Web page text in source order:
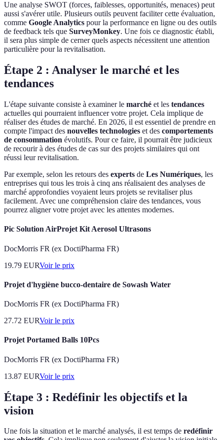
Une analyse SWOT (forces, faiblesses, opportunités, menaces) peut
aussi s'avérer utile. Plusieurs outils peuvent faciliter cette évaluation,
comme Google Analytics pour la performance en ligne ou des outils
de feedback tels que SurveyMonkey. Une fois ce diagnostic établi,
il sera plus simple de cerner quels aspects nécessitent une attention
particulière pour la revitalisation.
Étape 2 : Analyser le marché et les
tendances
L'étape suivante consiste à examiner le marché et les tendances
actuelles qui pourraient influencer votre projet. Cela implique de
réaliser des études de marché. En 2026, il est essentiel de prendre en
compte l'impact des nouvelles technologies et des comportements
de consommation évolutifs. Pour ce faire, il pourrait être judicieux
de recourir à des études de cas sur des projets similaires qui ont
réussi leur revitalisation.
Par exemple, selon les retours des experts de Les Numériques, les
entreprises qui tous les trois à cinq ans réalisaient des analyses de
marché approfondies voyaient leurs projets se revitaliser plus
facilement. Avec une compréhension claire des tendances, vous
pourrez aligner votre projet avec les attentes modernes.
Pic Solution AirProjet Kit Aerosol Ultrasons
DocMorris FR (ex DoctiPharma FR)
19.79 EURVoir le prix
Projet d'hygiène bucco-dentaire de Sowash Water
DocMorris FR (ex DoctiPharma FR)
27.72 EURVoir le prix
Projet Portamed Balls 10Pcs
DocMorris FR (ex DoctiPharma FR)
13.87 EURVoir le prix
Étape 3 : Redéfinir les objectifs et la
vision
Une fois la situation et le marché analysés, il est temps de redéfinir